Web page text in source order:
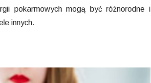
pokarmowych mogą być różnorodne i
innych.